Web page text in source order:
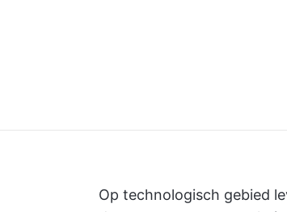
Op technologisch gebied